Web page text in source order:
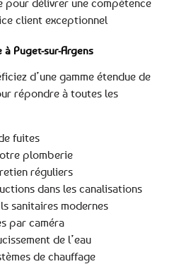
client exceptionnel
à Puget-sur-Argens
d’une gamme étendue de
répondre à toutes les
fuites
plomberie
réguliers
dans les canalisations
sanitaires modernes
par caméra
de l’eau
de chauffage